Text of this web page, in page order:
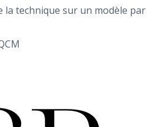
la technique sur un modèle par